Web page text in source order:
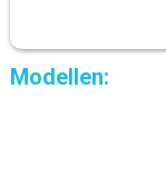
Modellen: